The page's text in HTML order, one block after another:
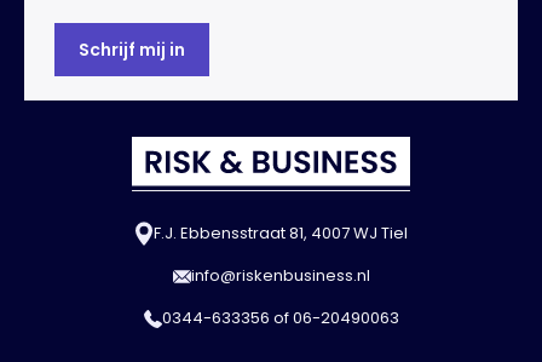
F.J. Ebbensstraat 81, 4007 WJ Tiel
info@riskenbusiness.nl
0344-633356 of06-20490063